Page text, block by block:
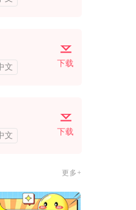
文 下载
文 下载
更多+